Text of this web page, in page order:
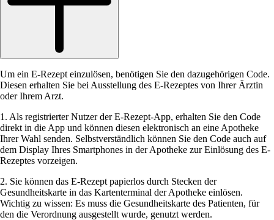
Um ein E-Rezept einzulösen, benötigen Sie den dazugehörigen Code.
Diesen erhalten Sie bei Ausstellung des E-Rezeptes von Ihrer Ärztin
oder Ihrem Arzt.
1. Als registrierter Nutzer der E-Rezept-App, erhalten Sie den Code
direkt in die App und können diesen elektronisch an eine Apotheke
Ihrer Wahl senden. Selbstverständlich können Sie den Code auch auf
dem Display Ihres Smartphones in der Apotheke zur Einlösung des E-
Rezeptes vorzeigen.
2. Sie können das E-Rezept papierlos durch Stecken der
Gesundheitskarte in das Kartenterminal der Apotheke einlösen.
Wichtig zu wissen: Es muss die Gesundheitskarte des Patienten, für
den die Verordnung ausgestellt wurde, genutzt werden.